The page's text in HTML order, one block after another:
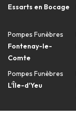
Essarts en Bocage
Pompes Funèbres
Fontenay-le-
Comte
Pompes Funèbres
L'Île-d'Yeu